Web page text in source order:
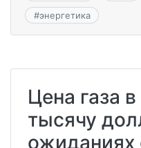
#энергетика
Цена газа
тысячу